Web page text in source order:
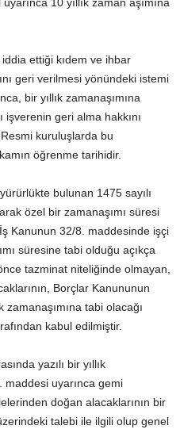
ettiği kıdem ve ihbar
geri verilmesi yönündeki istemi
bir yıllık zamanaşımına
işverenin geri alma hakkını
kuruluşlarda bu
öğrenme tarihidir.
bulunan 1475 sayılı
özel bir zamanaşımı süresi
Kanunun 32/8. maddesinde işçi
süresine tabi olduğu açıkça
tazminat niteliğinde olmayan,
Borçlar Kanununun
zamanaşımına tabi olacağı
kabul edilmiştir.
yazılı bir yıllık
maddesi uyarınca gemi
doğan alacaklarının bir
talebi ile ilgili olup genel